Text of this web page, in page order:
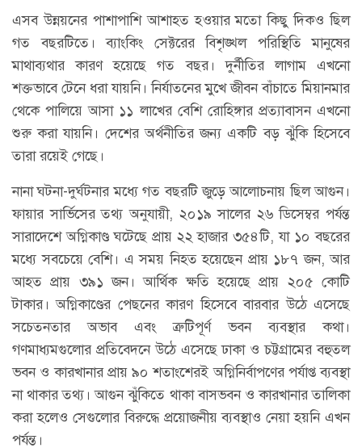
এসব উন্নয়নের পাশাপাশি আশাহত হওয়ার মতো কিছু দিকও ছিল
গত বছরটিতে। ব্যাংকিং সেক্টরের বিশৃঙ্খল পরিস্থিতি মানুষের
মাথাব্যথার কারণ হয়েছে গত বছর। দুর্নীতির লাগাম এখনো
শক্তভাবে টেনে ধরা যায়নি। নির্যাতনের মুখে জীবন বাঁচাতে মিয়ানমার
থেকে পালিয়ে আসা ১১ লাখের বেশি রোহিঙ্গার প্রত্যাবাসন এখনো
শুরু করা যায়নি। দেশের অর্থনীতির জন্য একটি বড় ঝুঁকি হিসেবে
তারা রয়েই গেছে।
নানা ঘটনা-দুর্ঘটনার মধ্যে গত বছরটি জুড়ে আলোচনায় ছিল আগুন।
ফায়ার সার্ভিসের তথ্য অনুযায়ী, ২০১৯ সালের ২৬ ডিসেম্বর পর্যন্ত
সারাদেশে অগ্নিকাণ্ড ঘটেছে প্রায় ২২ হাজার ৩৫৪টি, যা ১০ বছরের
মধ্যে সবচেয়ে বেশি। এ সময় নিহত হয়েছেন প্রায় ১৮৭ জন, আর
আহত প্রায় ৩৯১ জন। আর্থিক ক্ষতি হয়েছে প্রায় ২০৫ কোটি
টাকার। অগ্নিকাণ্ডের পেছনের কারণ হিসেবে বারবার উঠে এসেছে
সচেতনতার অভাব এবং ত্রুটিপূর্ণ ভবন ব্যবস্থার কথা।
গণমাধ্যমগুলোর প্রতিবেদনে উঠে এসেছে ঢাকা ও চট্টগ্রামের বহুতল
ভবন ও কারখানার প্রায় ৯০ শতাংশেরই অগ্নিনির্বাপণের পর্যাপ্ত ব্যবস্থা
না থাকার তথ্য। আগুন ঝুঁকিতে থাকা বাসভবন ও কারখানার তালিকা
করা হলেও সেগুলোর বিরুদ্ধে প্রয়োজনীয় ব্যবস্থাও নেয়া হয়নি এখন
পর্যন্ত।